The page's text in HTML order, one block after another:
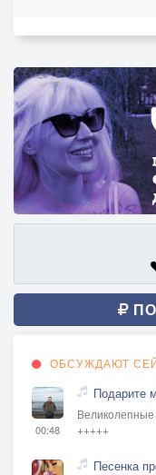
ОБСУЖДАЮТ
00:48
Подарите
+++++
Песенка